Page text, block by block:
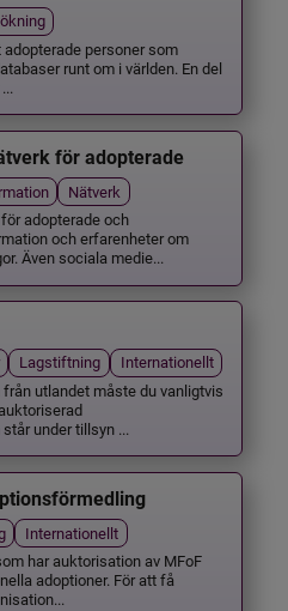
personer som
runt om i världen. En del
för adopterade
Nätverk
adopterade och
och erfarenheter om
Även sociala medie...
Lagstiftning
Internationellt
utlandet måste du vanligtvis
under tillsyn ...
Internationellt
har auktorisation av MFoF
adoptioner. För att få